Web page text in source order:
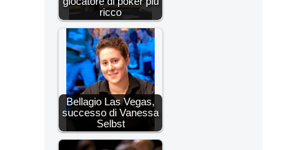
ricco
Bellagio Las Vegas,
successo di Vanessa
Selbst